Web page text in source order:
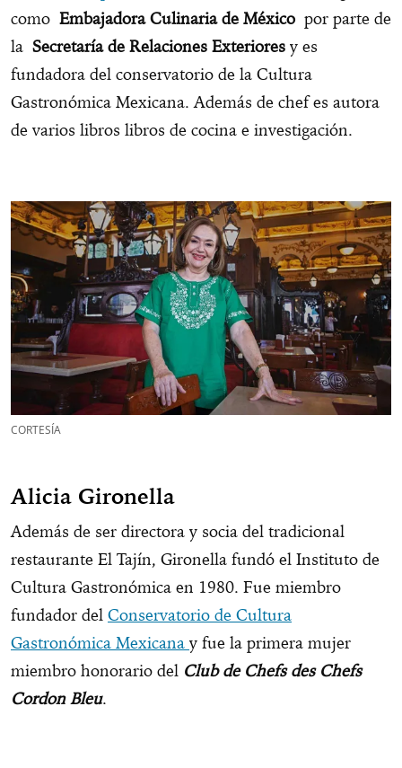
como Embajadora Culinaria de México por parte de
la Secretaría de Relaciones Exteriores y es
fundadora del conservatorio de la Cultura
Gastronómica Mexicana. Además de chef es autora
de varios libros libros de cocina e investigación.
CORTESÍA
Alicia Gironella
Además de ser directora y socia del tradicional
restaurante El Tajín, Gironella fundó el Instituto de
Cultura Gastronómica en 1980. Fue miembro
fundador del Conservatorio de Cultura
Gastronómica Mexicana y fue la primera mujer
miembro honorario del Club de Chefs des Chefs
Cordon Bleu.